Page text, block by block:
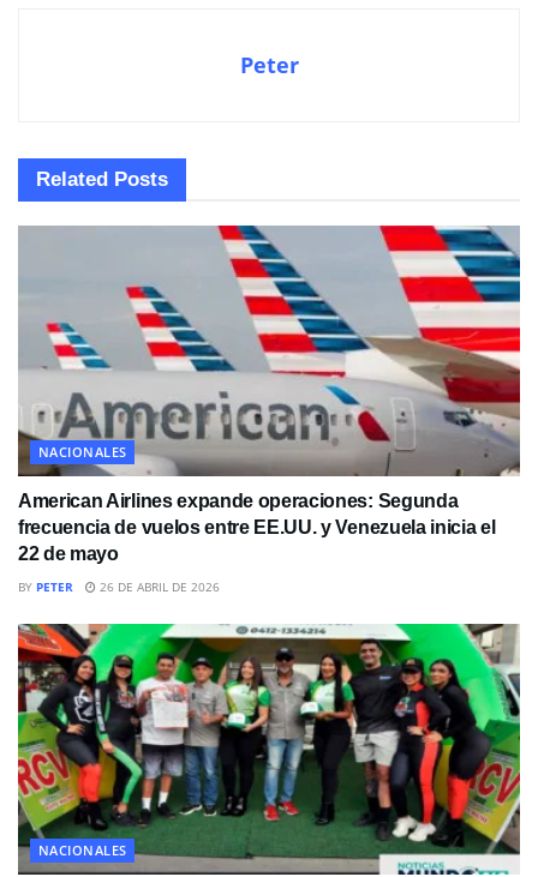
Peter
Related Posts
NACIONALES
American Airlines expande operaciones: Segunda
frecuencia de vuelos entre EE.UU. y Venezuela inicia el
22 de mayo
BY PETER 26 DE ABRIL DE 2026
NACIONALES